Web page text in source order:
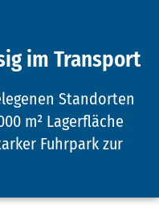
im Transport
Standorten
m² Lagerfläche
Fuhrpark zur